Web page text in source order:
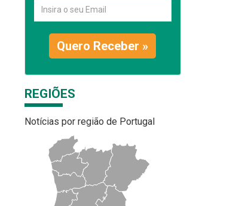
Quero Receber »
REGIÕES
Notícias por região de Portugal